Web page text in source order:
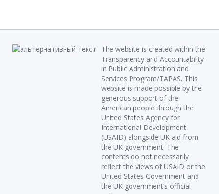
The website is created within the
Transparency and Accountability
in Public Administration and
Services Program/TAPAS. This
website is made possible by the
generous support of the
American people through the
United States Agency for
International Development
(USAID) alongside UK aid from
the UK government. The
contents do not necessarily
reflect the views of USAID or the
United States Government and
the UK government’s official